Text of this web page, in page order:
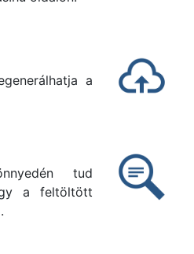
a
tud
a feltöltött